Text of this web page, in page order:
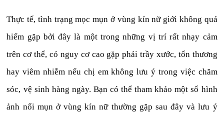
Thực tế, tình trạng mọc mụn ở vùng kín nữ giới không quá
hiếm gặp bởi đây là một trong những vị trí rất nhạy cảm
trên cơ thể, có nguy cơ cao gặp phải trầy xước, tổn thương
hay viêm nhiễm nếu chị em không lưu ý trong việc chăm
sóc, vệ sinh hàng ngày. Bạn có thể tham khảo một số hình
ảnh nổi mụn ở vùng kín nữ thường gặp sau đây và lưu ý